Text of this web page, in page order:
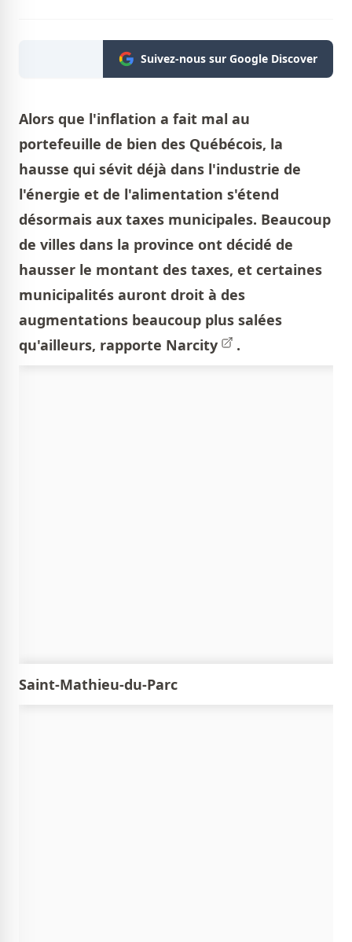
Suivez-nous sur Google Discover
Alors que l'inflation a fait mal au
portefeuille de bien des Québécois, la
hausse qui sévit déjà dans l'industrie de
l'énergie et de l'alimentation s'étend
désormais aux taxes municipales. Beaucoup
de villes dans la province ont décidé de
hausser le montant des taxes, et certaines
municipalités auront droit à des
augmentations beaucoup plus salées
qu'ailleurs, rapporte Narcity .
Saint-Mathieu-du-Parc